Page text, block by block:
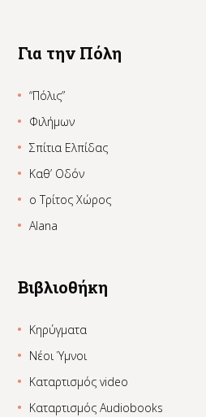
Για την Πόλη
“Πόλις”
Φιλήμων
Σπίτια Ελπίδας
Καθ’ Οδόν
ο Τρίτος Χώρος
Alana
Βιβλιοθήκη
Κηρύγματα
Νέοι Ύμνοι
Καταρτισμός video
Καταρτισμός Audiobooks